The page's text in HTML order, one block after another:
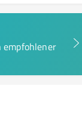
empfohlener